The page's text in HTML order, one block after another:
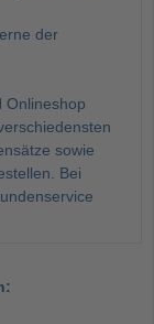
der
Onlineshop
sowie
Bei